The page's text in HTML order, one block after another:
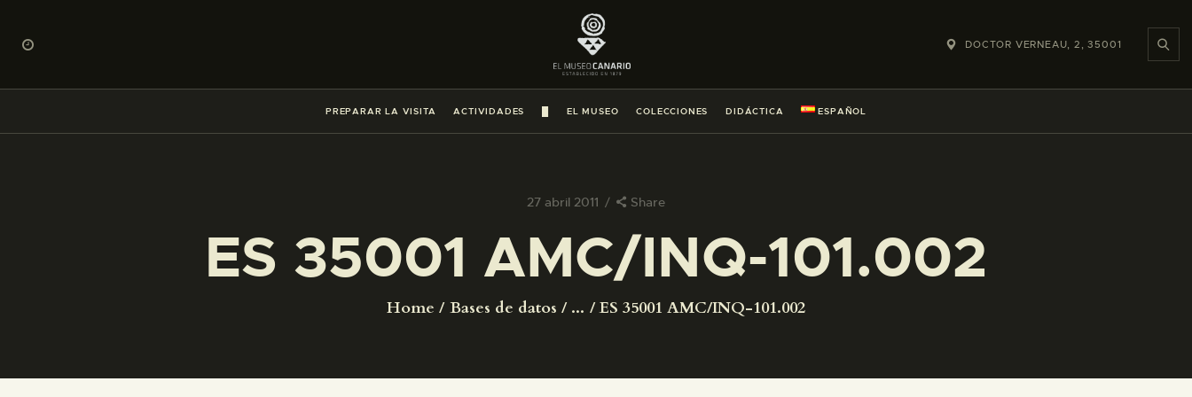
DOCTOR VERNEAU, 2, 35001
PREPARAR LA VISITA ACTIVIDADES EL MUSEO COLECCIONES DIDÁCTICA ESPAÑOL
27 abril 2011 Share
ES 35001 AMC/INQ-101.002
Home Bases de datos ... ES 35001 AMC/INQ-101.002
PREPARAR LA VISITA
ACTIVIDADES
█
COLECCIONES
DIDÁCTICA